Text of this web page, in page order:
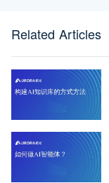
Related Articles